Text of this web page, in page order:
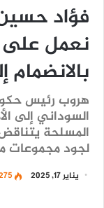
فؤاد
نعمل على
هروب رئيس
السوداني إلى
المسلحة
لجود مجموعات
يناير 17, 2025